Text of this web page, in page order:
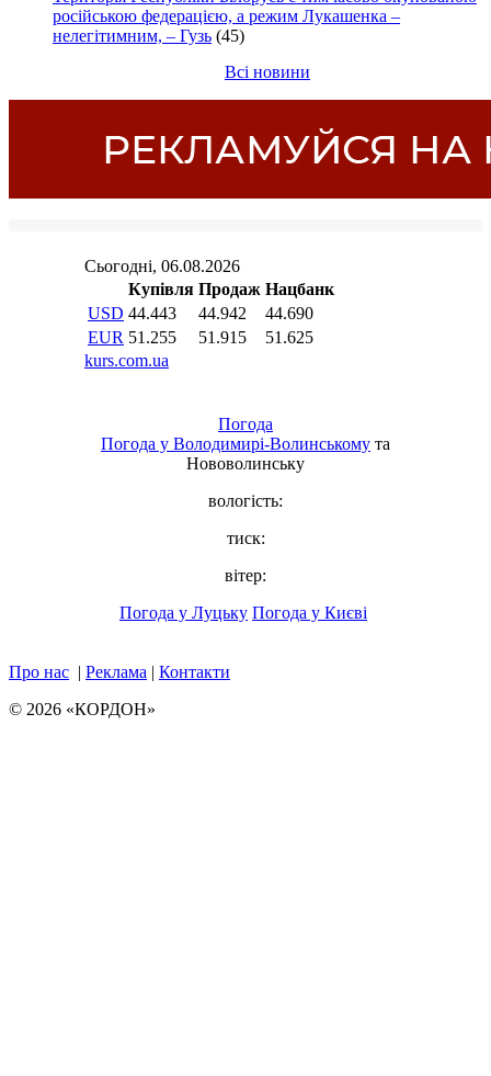
російською федерацією, а режим Лукашенка –
нелегітимним, – Гузь (45)
Всі новини
Погода
Погода у Володимирі-Волинському та
Нововолинську
вологість:
тиск:
вітер:
Погода у Луцьку Погода у Києві
Про нас | Реклама | Контакти
© 2026 «КОРДОН»